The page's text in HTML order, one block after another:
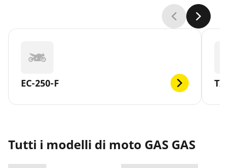
EC-250-F
Tutti i modelli di moto GAS GAS